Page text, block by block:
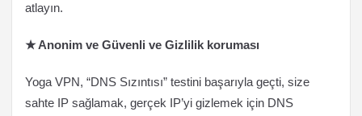
atlayın.
★ Anonim ve Güvenli ve Gizlilik koruması
Yoga VPN, “DNS Sızıntısı” testini başarıyla geçti, size
sahte IP sağlamak, gerçek IP’yi gizlemek için DNS